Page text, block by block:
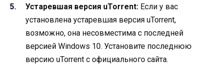
Устаревшая версия uTorrent: Если у вас
установлена устаревшая версия uTorrent,
возможно, она несовместима с последней
версией Windows 10. Установите последнюю
версию uTorrent с официального сайта.